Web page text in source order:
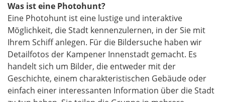
Was ist eine Photohunt?
Eine Photohunt ist eine lustige und interaktive
Möglichkeit, die Stadt kennenzulernen, in der Sie mit
Ihrem Schiff anlegen. Für die Bildersuche haben wir
Detailfotos der Kampener Innenstadt gemacht. Es
handelt sich um Bilder, die entweder mit der
Geschichte, einem charakteristischen Gebäude oder
einfach einer interessanten Information über die Stadt